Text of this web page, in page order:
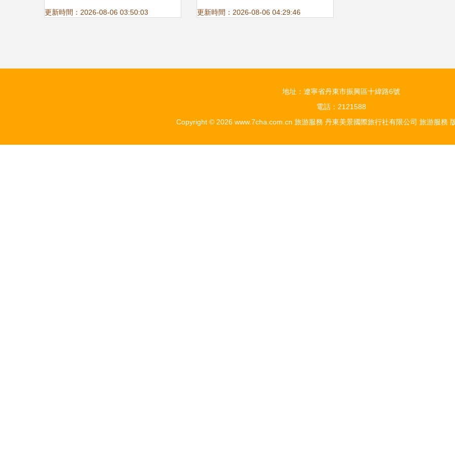
無憂
更新時間：2026-08-06 03:50:03 征集活動正式啟動
更新時間：2026-08-06 04:29:46
地址：遼寧省丹東市振興區十緯路6號
電話：2121588
Copyright © 2026 www.7cha.com.cn 旅游服務 丹東美景國際旅行社有限公司 旅游服務